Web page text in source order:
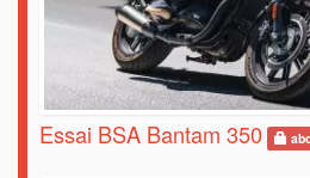
Essai BSA Bantam 350